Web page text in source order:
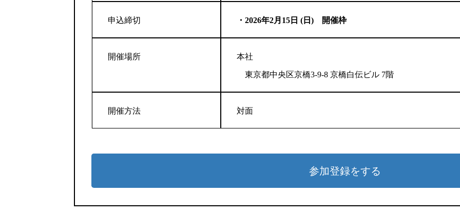
インターン情
申込締切 ・2026年2月15日 (日) 開催枠
開催場所 本社
東京都中央区京橋3-9-8 京橋白伝ビル 7階
開催方法 対面
参加登録をする